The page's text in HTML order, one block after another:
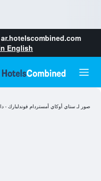
ar.hotelscombined.com
English
صور لـ ستاي أوكاي أمستردام فوندلبارك -